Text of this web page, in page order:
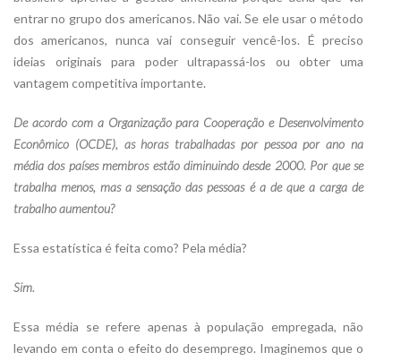
entrar no grupo dos americanos. Não vai. Se ele usar o método
dos americanos, nunca vai conseguir vencê-los. É preciso
ideias originais para poder ultrapassá-los ou obter uma
vantagem competitiva importante.
De acordo com a Organização para Cooperação e Desenvolvimento
Econômico (OCDE), as horas trabalhadas por pessoa por ano na
média dos países membros estão diminuindo desde 2000. Por que se
trabalha menos, mas a sensação das pessoas é a de que a carga de
trabalho aumentou?
Essa estatística é feita como? Pela média?
Sim.
Essa média se refere apenas à população empregada, não
levando em conta o efeito do desemprego. Imaginemos que o